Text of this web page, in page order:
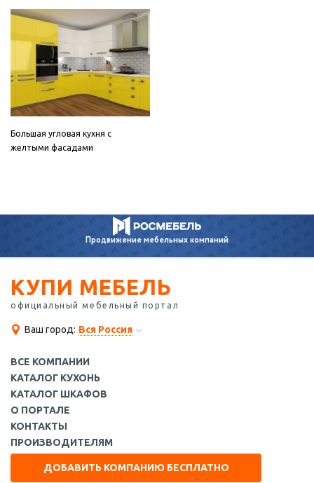
Большая угловая кухня с
желтыми фасадами
Продвижениемебельных компаний
КУПИ МЕБЕЛЬ
официальный мебельный портал
Ваш город: Вся Россия
ВСЕ КОМПАНИИ
КАТАЛОГ КУХОНЬ
КАТАЛОГ ШКАФОВ
О ПОРТАЛЕ
КОНТАКТЫ
ПРОИЗВОДИТЕЛЯМ
ДОБАВИТЬ КОМПАНИЮ БЕСПЛАТНО